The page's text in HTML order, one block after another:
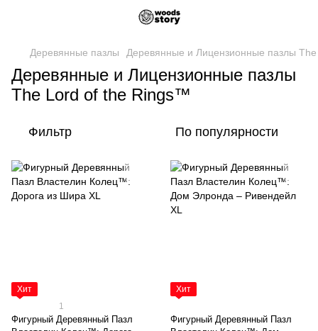
Деревянные пазлы Деревянные и Лицензионные пазлы
Деревянные и Лицензионные пазлы
The Lord of the Rings™
Фильтр По популярности
Хит
1
Фигурный Деревянный Пазл
Хит
Фигурный Деревянный Пазл